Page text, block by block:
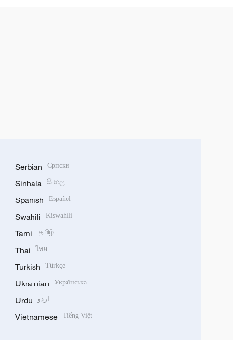
Serbian Српски
Sinhala සිංහල
Spanish Español
Swahili Kiswahili
Tamil தமிழ்
Thai ไทย
Turkish Türkçe
Ukrainian Українська
Urdu اردو
Vietnamese Tiếng Việt